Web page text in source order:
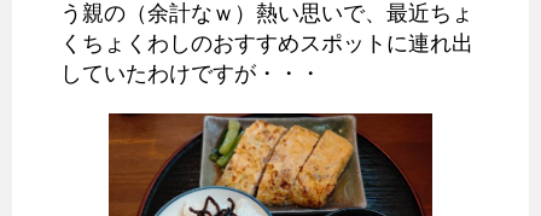
う親の（余計なｗ）熱い思いで、最近ちょ
くちょくわしのおすすめスポットに連れ出
していたわけですが・・・